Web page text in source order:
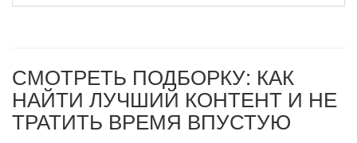
СМОТРЕТЬ ПОДБОРКУ: КАК
НАЙТИ ЛУЧШИЙ КОНТЕНТ И НЕ
ТРАТИТЬ ВРЕМЯ ВПУСТУЮ